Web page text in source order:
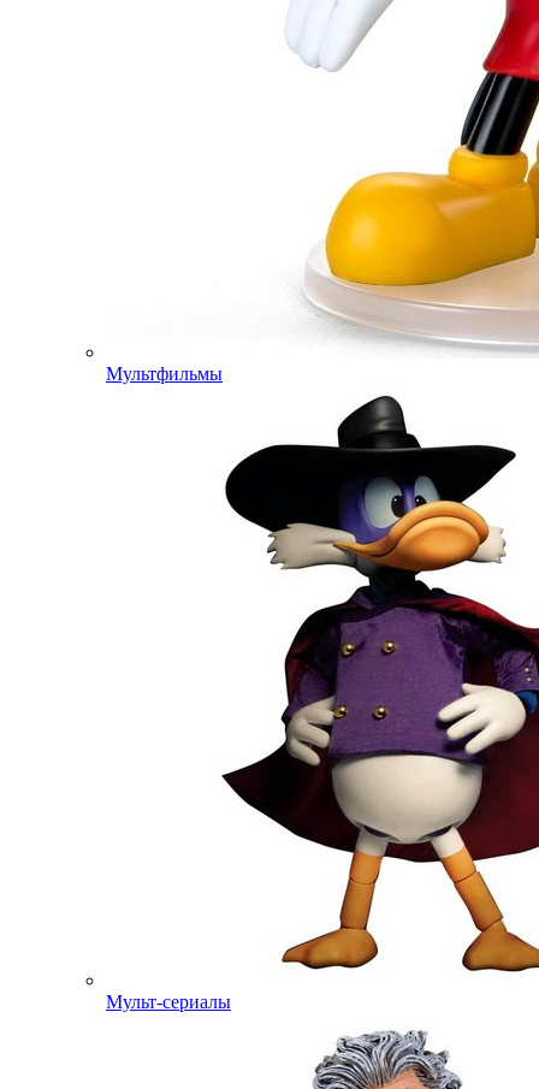
Мультфильмы
Мульт-сериалы